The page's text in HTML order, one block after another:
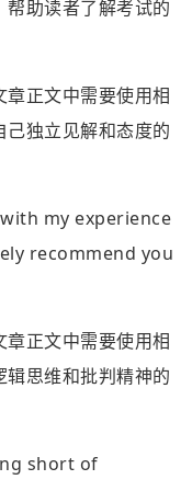
助读者了解考试的
正文中需要使用相
独立见解和态度的
my experience
recommend you
正文中需要使用相
思维和批判精神的
short of